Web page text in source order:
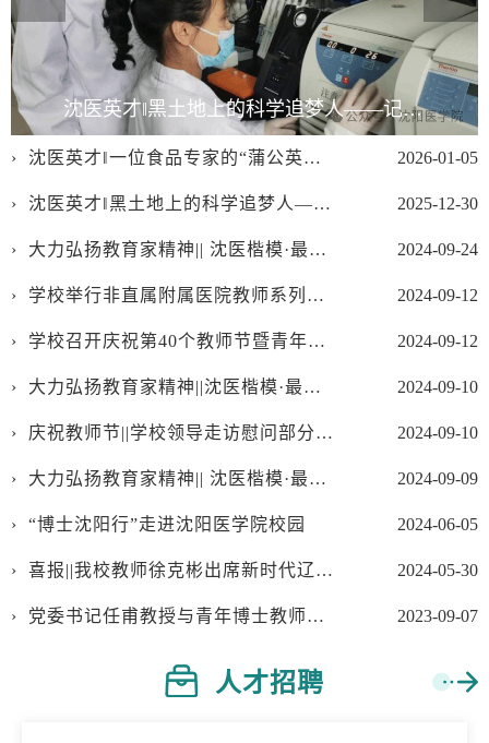
沈医英才‖黑土地上的科学追梦人——记沈阳医学院周明生教授的科研报国路
沈医英才‖一位食品专家的“蒲公英梦”——记沈阳医学院吴杰教授的健康产业实践 2026-01-05
沈医英才‖黑土地上的科学追梦人——记沈阳医学院周明生教授的科研报国路 2025-12-30
大力弘扬教育家精神|| 沈医楷模·最美教师:李响 2024-09-24
学校举行非直属附属医院教师系列专业技术职务聘书颁发仪式暨本科教育教学审核评估培训会 2024-09-12
学校召开庆祝第40个教师节暨青年教师座谈会 2024-09-12
大力弘扬教育家精神||沈医楷模·最美教师:叶琳 2024-09-10
庆祝教师节||学校领导走访慰问部分从教40年退休老教师 2024-09-10
大力弘扬教育家精神|| 沈医楷模·最美教师:王冠男 2024-09-09
“博士沈阳行”走进沈阳医学院校园 2024-06-05
喜报||我校教师徐克彬出席新时代辽宁人才振兴大会并 荣获“兴辽英才优秀博士后”荣誉称号 2024-05-30
党委书记任甫教授与青年博士教师代表亲切座谈 2023-09-07
人才招聘